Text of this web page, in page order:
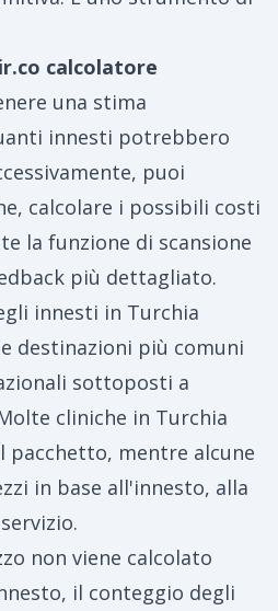
calcolatore
una stima
innesti potrebbero
puoi
calcolare i possibili costi
la funzione di scansione
più dettagliato.
innesti in Turchia
destinazioni più comuni
sottoposti a
cliniche in Turchia
pacchetto, mentre alcune
in base all'innesto, alla
non viene calcolato
il conteggio degli